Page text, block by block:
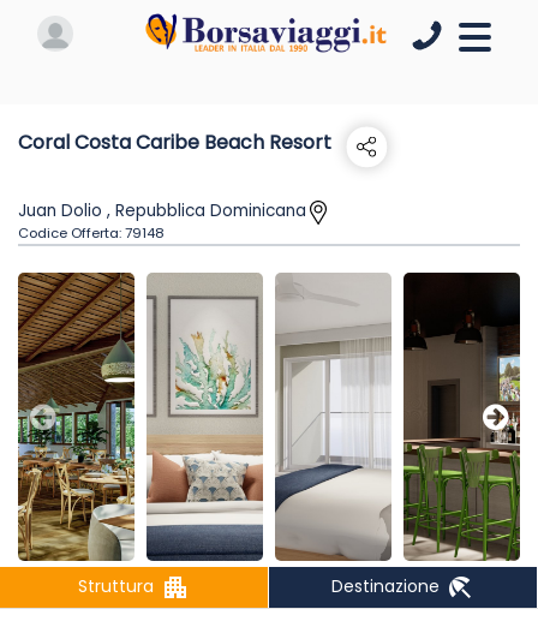
Coral Costa Caribe Beach Resort
Juan Dolio , Repubblica Dominicana
Codice Offerta:79148
Struttura apartment Destinazione beach_access